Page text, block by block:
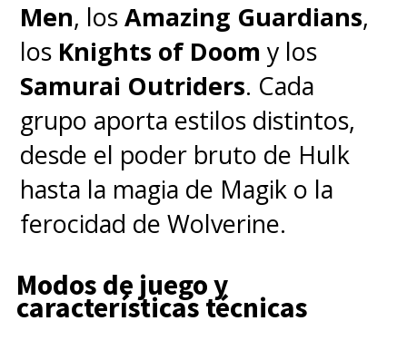
Men, losAmazing Guardians,
los Knights of Doom y los
Samurai Outriders. Cada
grupo aporta estilos distintos,
desde el poder bruto de Hulk
hasta la magia de Magik o la
ferocidad de Wolverine.
Modos de juego y
características técnicas